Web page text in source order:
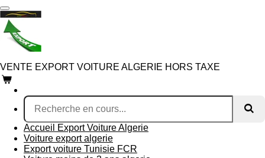
Passer
au
contenu
principal
VENTE EXPORT VOITURE ALGERIE HORS TAXE
Accueil Export Voiture Algerie
Voiture export algerie
Export voiture Tunisie FCR